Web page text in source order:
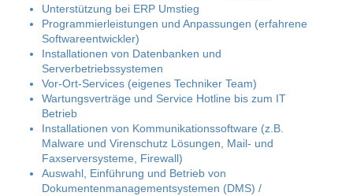
Unterstützung bei ERP Umstieg
Programmierleistungen und Anpassungen (erfahrene
Softwareentwickler)
Installationen von Datenbanken und
Serverbetriebssystemen
Vor-Ort-Services (eigenes Techniker Team)
Wartungsverträge und Service Hotline bis zum IT
Betrieb
Installationen von Kommunikationssoftware (z.B.
Malware und Virenschutz Lösungen, Mail- und
Faxserversysteme, Firewall)
Auswahl, Einführung und Betrieb von
Dokumentenmanagementsystemen (DMS) /